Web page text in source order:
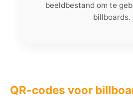
beeldbestand om te
billboards.
QR-codes voor